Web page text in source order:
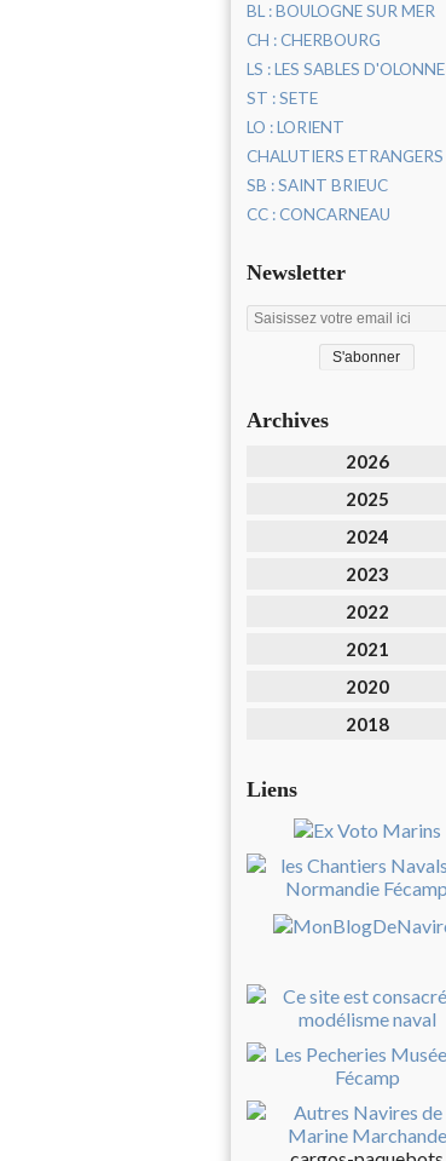
BL : BOULOGNE SUR MER
CH : CHERBOURG
LS : LES SABLES D'OLONNE
ST : SETE
LO : LORIENT
CHALUTIERS ETRANGERS
SB : SAINT BRIEUC
CC : CONCARNEAU
Newsletter
Archives
2026
2025
2024
2023
2022
2021
2020
2018
Liens